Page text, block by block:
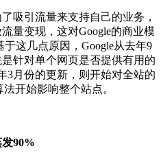
吸引流量来支持自己的业务，
量变现，这对Google的商业模
这几点原因，Google从去年9
针对单个网页是否提供有用的
3月份的更新，则开始对全站的
开始影响整个站点。
90%